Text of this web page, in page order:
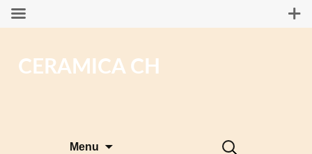
CERAMICA CH
Menu
Rechercher :